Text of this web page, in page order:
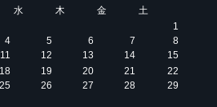
水 木 金
土
1
4 5 6 7
8
11 12 13 14
15
18 19 20 21
22
25 26 27 28
29